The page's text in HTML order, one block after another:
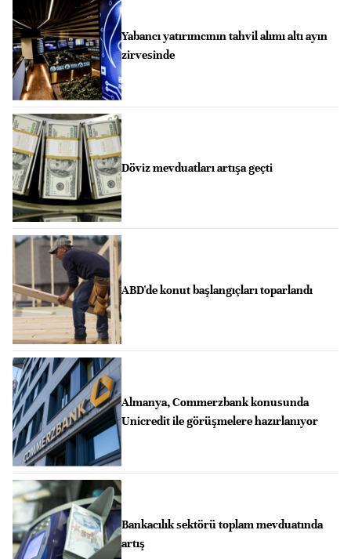
Yabancı yatırımcının tahvil alımı altı ayın
zirvesinde
Döviz mevduatları artışa geçti
ABD'de konut başlangıçları toparlandı
Almanya, Commerzbank konusunda
Unicredit ile görüşmelere hazırlanıyor
Bankacılık sektörü toplam mevduatında
artış